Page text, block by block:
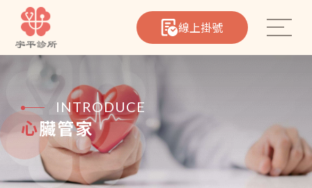
線上掛號
心臟筆記
院所介紹
INTRODUCE
心臟管家